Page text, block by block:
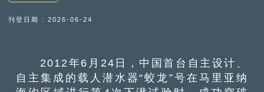
刊登日期 : 2026-06-24
2012年6月24日，中国首台自主设计、
自主集成的载人潜水器“蛟龙”号在马里亚纳